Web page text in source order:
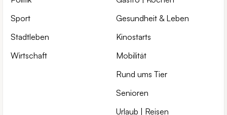
Sport
Stadtleben
Wirtschaft
Gesundheit & Leben
Kinostarts
Mobilität
Rund ums Tier
Senioren
Urlaub | Reisen